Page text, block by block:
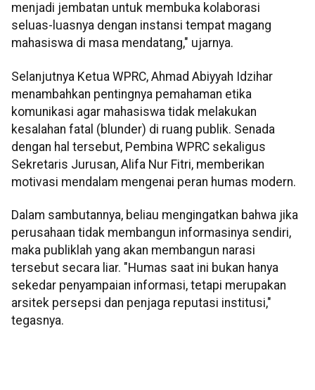
menjadi jembatan untuk membuka kolaborasi
seluas-luasnya dengan instansi tempat magang
mahasiswa di masa mendatang," ujarnya.
Selanjutnya Ketua WPRC, Ahmad Abiyyah Idzihar
menambahkan pentingnya pemahaman etika
komunikasi agar mahasiswa tidak melakukan
kesalahan fatal (blunder) di ruang publik. Senada
dengan hal tersebut, Pembina WPRC sekaligus
Sekretaris Jurusan, Alifa Nur Fitri, memberikan
motivasi mendalam mengenai peran humas modern.
Dalam sambutannya, beliau mengingatkan bahwa jika
perusahaan tidak membangun informasinya sendiri,
maka publiklah yang akan membangun narasi
tersebut secara liar. "Humas saat ini bukan hanya
sekedar penyampaian informasi, tetapi merupakan
arsitek persepsi dan penjaga reputasi institusi,"
tegasnya.